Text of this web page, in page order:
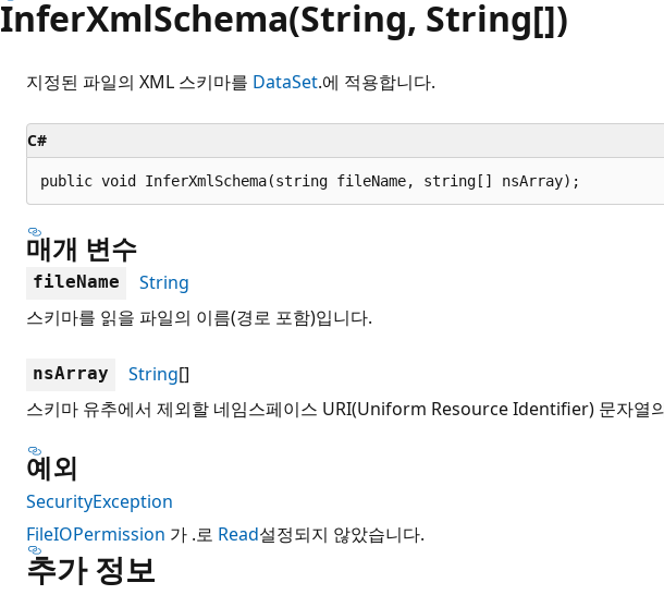
InferXmlSchema(String, String[])
지정된 파일의 XML 스키마를 DataSet.에 적용합니다.
C#
public void InferXmlSchema(string fileName, string[] nsArray);
매개 변수
fileName
String
스키마를 읽을 파일의 이름(경로 포함)입니다.
nsArray String[]
스키마 유추에서 제외할 네임스페이스 URI(Uniform Resource Identifier) 문자열
예외
SecurityException
FileIOPermission 가 .로 Read설정되지 않았습니다.
추가 정보